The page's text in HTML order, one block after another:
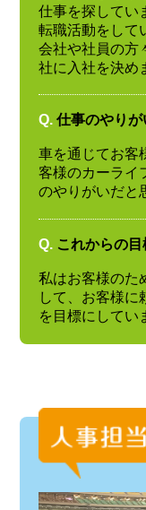
仕事を探してい
転職活動をして
会社や社員の方
社に入社を決め
Q. 仕事のやりが
車を通じてお客
客様のカーライ
のやりがいだと
Q. これからの目
私はお客様のた
して、お客様に
を目標にしてい